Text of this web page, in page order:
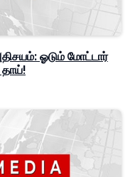
ஓடும் மோட்டார்